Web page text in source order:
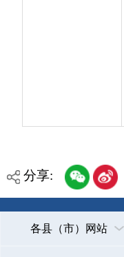
承办：克孜勒苏柯尔克孜自
新公网安备65300102000007